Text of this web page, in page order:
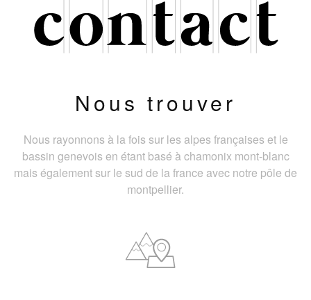
Nous trouver
Nous rayonnons à la fois sur les alpes françaises et le
bassin genevois en étant basé à chamonix mont-blanc
mais également sur le sud de la france avec notre pôle de
montpellier.